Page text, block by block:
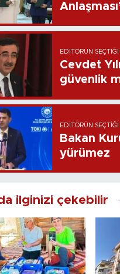
EDITÖRÜN SEÇTIĞI
Cevdet
güvenlik
EDITÖRÜN SEÇTIĞI
Bakan
yürümez
ilginizi çekebilir